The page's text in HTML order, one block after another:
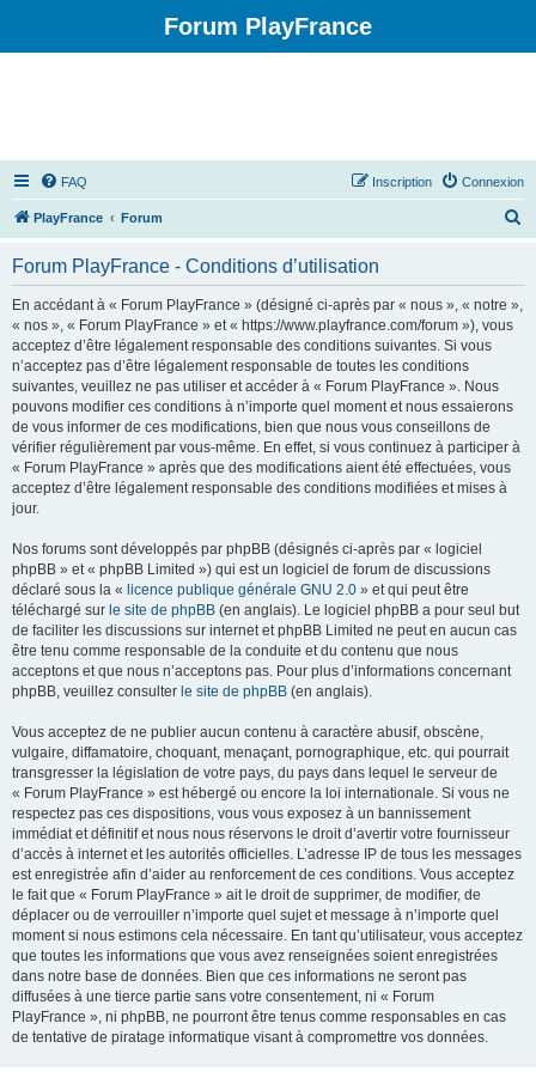
Forum PlayFrance
FAQ Connexion
Inscription
PlayFrance Forum
Forum PlayFrance - Conditions d’utilisation
En accédant à « Forum PlayFrance » (désigné ci-après par « nous », « notre »,
« nos », « Forum PlayFrance » et « https://www.playfrance.com/forum »), vous
acceptez d’être légalement responsable des conditions suivantes. Si vous
n’acceptez pas d’être légalement responsable de toutes les conditions
suivantes, veuillez ne pas utiliser et accéder à « Forum PlayFrance ». Nous
pouvons modifier ces conditions à n’importe quel moment et nous essaierons
de vous informer de ces modifications, bien que nous vous conseillons de
vérifier régulièrement par vous-même. En effet, si vous continuez à participer à
« Forum PlayFrance » après que des modifications aient été effectuées, vous
acceptez d’être légalement responsable des conditions modifiées et mises à
jour.
Nos forums sont développés par phpBB (désignés ci-après par « logiciel
phpBB » et « phpBB Limited ») qui est un logiciel de forum de discussions
déclaré sous la « licence publique générale GNU 2.0 » et qui peut être
téléchargé sur le site de phpBB (en anglais). Le logiciel phpBB a pour seul but
de faciliter les discussions sur internet et phpBB Limited ne peut en aucun cas
être tenu comme responsable de la conduite et du contenu que nous
acceptons et que nous n’acceptons pas. Pour plus d’informations concernant
phpBB, veuillez consulter le site de phpBB (en anglais).
Vous acceptez de ne publier aucun contenu à caractère abusif, obscène,
vulgaire, diffamatoire, choquant, menaçant, pornographique, etc. qui pourrait
transgresser la législation de votre pays, du pays dans lequel le serveur de
« Forum PlayFrance » est hébergé ou encore la loi internationale. Si vous ne
respectez pas ces dispositions, vous vous exposez à un bannissement
immédiat et définitif et nous nous réservons le droit d’avertir votre fournisseur
d’accès à internet et les autorités officielles. L’adresse IP de tous les messages
est enregistrée afin d’aider au renforcement de ces conditions. Vous acceptez
le fait que « Forum PlayFrance » ait le droit de supprimer, de modifier, de
déplacer ou de verrouiller n’importe quel sujet et message à n’importe quel
moment si nous estimons cela nécessaire. En tant qu’utilisateur, vous acceptez
que toutes les informations que vous avez renseignées soient enregistrées
dans notre base de données. Bien que ces informations ne seront pas
diffusées à une tierce partie sans votre consentement, ni « Forum
PlayFrance », ni phpBB, ne pourront être tenus comme responsables en cas
de tentative de piratage informatique visant à compromettre vos données.